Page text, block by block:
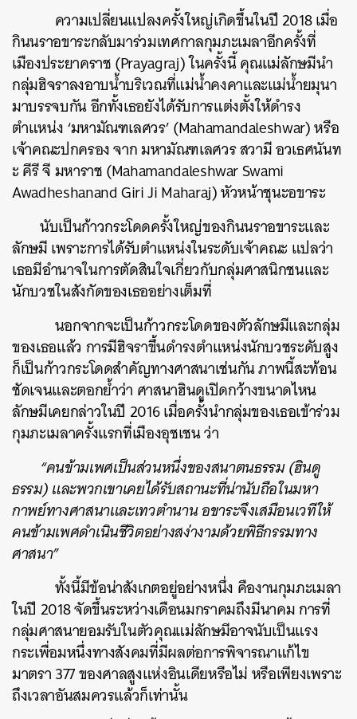
ความเปลี่ยนแปลงครั้งใหญ่เกิดขึ้นในปี 2018 เมื่อ
กินนราอขาระกลับมาร่วมเทศกาลกุมภะเมลาอีกครั้งที่
เมืองประยาคราช (Prayagraj) ในครั้งนี้ คุณแม่ลักษมีนำ
กลุ่มฮิจราลงอาบน้ำบริเวณที่แม่น้ำคงคาและแม่น้ำยมุนา
มาบรรจบกัน อีกทั้งเธอยังได้รับการแต่งตั้งให้ดำรง
ตำแหน่ง ‘มหามัณฑเลศวร’ (Mahamandaleshwar) หรือ
เจ้าคณะปกครอง จาก มหามัณฑเลศวร สวามี อวเธศนันท
ะ คีรี จี มหาราช (Mahamandaleshwar Swami
Awadheshanand Giri Ji Maharaj) หัวหน้าชุนะอขาระ
นับเป็นก้าวกระโดดครั้งใหญ่ของกินนราอขาระและ
ลักษมี เพราะการได้รับตำแหน่งในระดับเจ้าคณะ แปลว่า
เธอมีอำนาจในการตัดสินใจเกี่ยวกับกลุ่มศาสนิกชนและ
นักบวชในสังกัดของเธออย่างเต็มที่
นอกจากจะเป็นก้าวกระโดดของตัวลักษมีและกลุ่ม
ของเธอแล้ว การมีฮิจราขึ้นดำรงตำแหน่งนักบวชระดับสูง
ก็เป็นก้าวกระโดดสำคัญทางศาสนาเช่นกัน ภาพนี้สะท้อน
ชัดเจนและตอกย้ำว่า ศาสนาฮินดูเปิดกว้างขนาดไหน
ลักษมีเคยกล่าวในปี 2016 เมื่อครั้งนำกลุ่มของเธอเข้าร่วม
กุมภะเมลาครั้งแรกที่เมืองอุชเชน ว่า
“คนข้ามเพศเป็นส่วนหนึ่งของสนาตนธรรม (ฮินดู
ธรรม) และพวกเขาเคยได้รับสถานะที่น่านับถือในมหา
กาพย์ทางศาสนาและเทวตำนาน อขาระจึงเสมือนเวทีให้
คนข้ามเพศดำเนินชีวิตอย่างสง่างามด้วยพิธีกรรมทาง
ศาสนา”
ทั้งนี้มีข้อน่าสังเกตอยู่อย่างหนึ่ง คืองานกุมภะเมลา
ในปี 2018 จัดขึ้นระหว่างเดือนมกราคมถึงมีนาคม การที่
กลุ่มศาสนายอมรับในตัวคุณแม่ลักษมีอาจนับเป็นแรง
กระเพื่อมหนึ่งทางสังคมที่มีผลต่อการพิจารณาแก้ไข
มาตรา 377 ของศาลสูงแห่งอินเดียหรือไม่ หรือเพียงเพราะ
ถึงเวลาอันสมควรแล้วก็เท่านั้น